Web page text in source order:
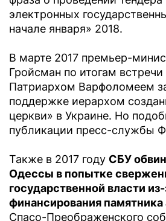
электронных
начале января» 2018.
В марте 2017 премьер-
Гройсман по итогам
Патриархом Варфоломеем
поддержке иерархом
церкви» в Украине. Но
публикации пресс-службы
Также в 2017 году СБУ
Одессы в попытке
государственной власти из-
финансирования
Спасо-Преображенского